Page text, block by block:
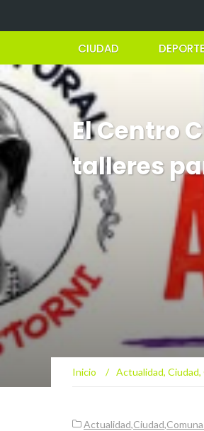
CIUDAD
El Centro
talleres
Inicio / Actualidad, Ciudad,
Actualidad,Ciudad,